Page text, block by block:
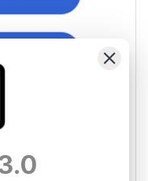
-Margutta-